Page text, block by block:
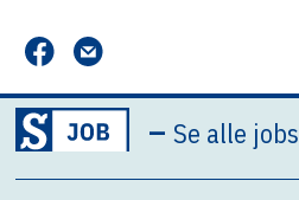
–Se alle jobs